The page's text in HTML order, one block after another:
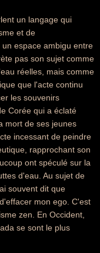
un langage qui
et de
espace ambigu entre
pas son sujet comme
réelles, mais comme
que l'acte continu
les souvenirs
Corée qui a éclaté
mort de ses jeunes
incessant de peindre
rapprochant son
ont spéculé sur la
d'eau. Au sujet de
souvent dit que
mon ego. C'est
zen. En Occident,
se sont le plus